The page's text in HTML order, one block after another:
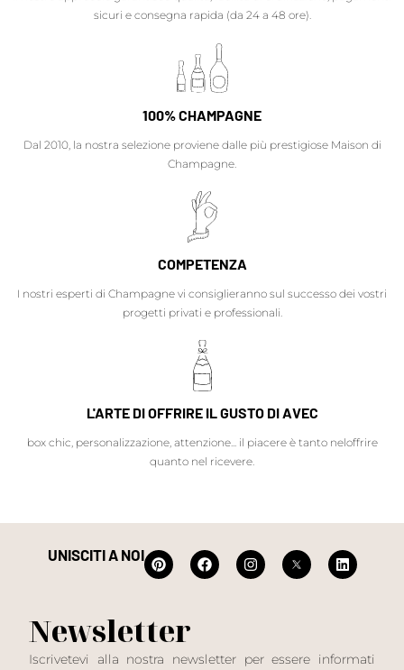
sicuri e consegna rapida (da 24 a 48 ore).
100% CHAMPAGNE
Dal 2010, la nostra selezione proviene dalle più prestigiose Maison di
Champagne.
COMPETENZA
I nostri esperti di Champagne vi consiglieranno sul successo dei vostri
progetti privati e professionali.
L'ARTE DI OFFRIRE IL GUSTO DI AVEC
box chic, personalizzazione, attenzione... il piacere è tanto neloffrire
quanto nel ricevere.
UNISCITI A NOI
Newsletter
Iscrivetevi alla nostra newsletter per essere informati